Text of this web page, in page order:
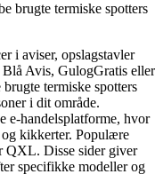
brugte termiske spotters
i aviser, opslagstavler
Blå Avis, GulogGratis eller
termiske spotters
i dit område.
e-handelsplatforme, hvor
kikkerter. Populære
QXL. Disse sider giver
specifikke modeller og